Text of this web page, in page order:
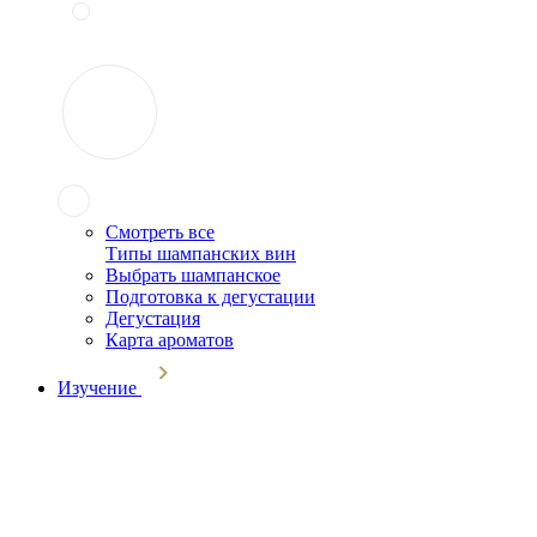
Смотреть все
Типы шампанских вин
Выбрать шампанское
Подготовка к дегустации
Дегустация
Карта ароматов
Изучение